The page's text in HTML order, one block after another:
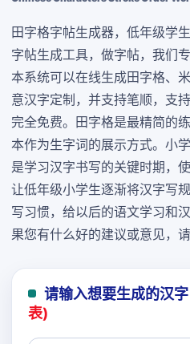
田字格字帖生成器，低年级学
字帖生成工具，做字帖，我们专
本系统可以在线生成田字格、
意汉字定制，并支持笔顺，支
完全免费。田字格是最精简的
本作为生字词的展示方式。小
是学习汉字书写的关键时期，
让低年级小学生逐渐将汉字写
写习惯，给以后的语文学习和
果您有什么好的建议或意见，
请输入想要生成的汉字
表)